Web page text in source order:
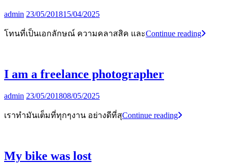
By
admin 23/05/201815/04/2025
โทนที่เป็นเอกลักษณ์ ความคลาสสิค และContinue readingFilm
Or
I am a freelance photographer
By
admin 23/05/201808/05/2025
เราทำมันเต็มที่ทุกๆงาน อย่างดีที่สุContinue readingI
am
My bike was lost